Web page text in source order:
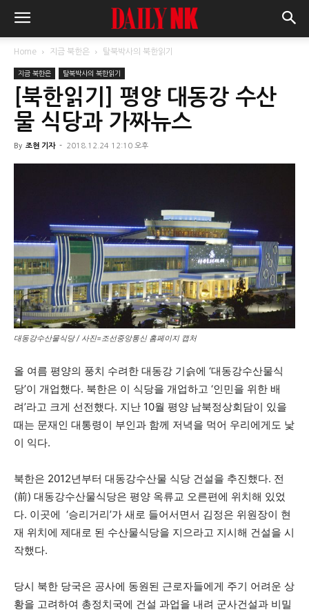
Home 지금 북한은 탈북박사의 북한읽기
지금 북한은 탈북박사의 북한읽기
[북한읽기] 평양 대동강 수산
물 식당과 가짜뉴스
By 조현 기자 - 2018.12.24 12:10 오후
대동강수산물식당 / 사진=조선중앙통신 홈페이지 캡처
올 여름 평양의 풍치 수려한 대동강 기슭에 ‘대동강수산물식
당’이 개업했다. 북한은 이 식당을 개업하고 ‘인민을 위한 배
려’라고 크게 선전했다. 지난 10월 평양 남북정상회담이 있을
때는 문재인 대통령이 부인과 함께 저녁을 먹어 우리에게도 낯
이 익다.
북한은 2012년부터 대동강수산물 식당 건설을 추진했다. 전
(前) 대동강수산물식당은 평양 옥류교 오른편에 위치해 있었
다. 이곳에 ‘승리거리’가 새로 들어서면서 김정은 위원장이 현
재 위치에 제대로 된 수산물식당을 지으라고 지시해 건설을 시
작했다.
당시 북한 당국은 공사에 동원된 근로자들에게 주기 어려운 상
황을 고려하여 총정치국에 건설 과업을 내려 군사건설과 비밀